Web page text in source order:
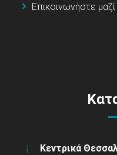
Επικοινωνήστε
Κεντρικά